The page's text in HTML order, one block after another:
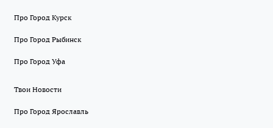
Про Город Курск
Про Город Рыбинск
Про Город Уфа
Твои Новости
Про Город Ярославль